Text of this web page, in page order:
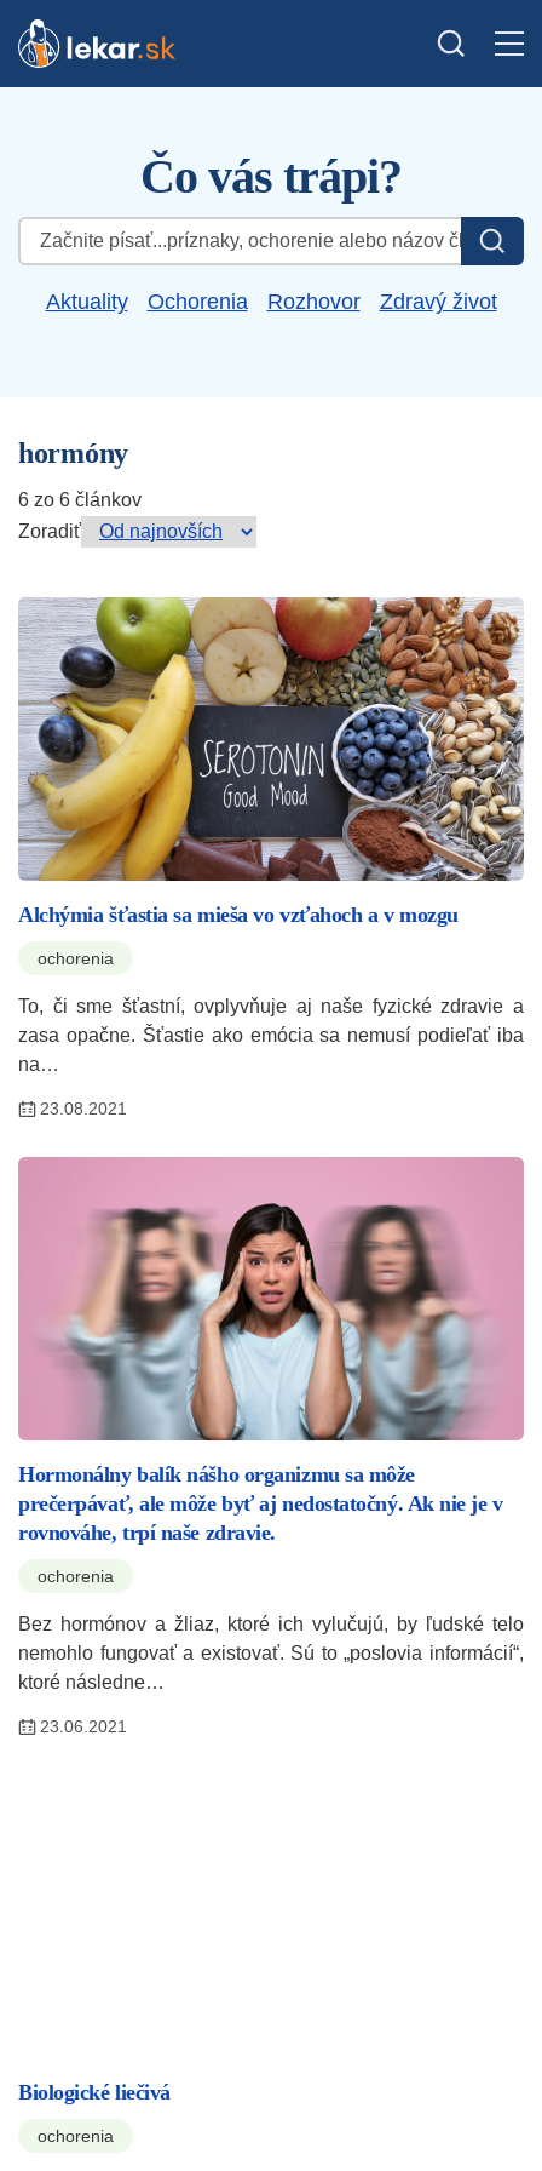
Čo vás trápi?
Hľadať:
Aktuality Ochorenia Rozhovor Zdravý život
hormóny
6 zo 6 článkov
Zoradiť
Alchýmia šťastia sa mieša vo vzťahoch a v mozgu
ochorenia
To, či sme šťastní, ovplyvňuje aj naše fyzické zdravie a
zasa opačne. Šťastie ako emócia sa nemusí podieľať iba
na…
23.08.2021
Hormonálny balík nášho organizmu sa môže
prečerpávať, ale môže byť aj nedostatočný. Ak nie je v
rovnováhe, trpí naše zdravie.
ochorenia
Bez hormónov a žliaz, ktoré ich vylučujú, by ľudské telo
nemohlo fungovať a existovať. Sú to „poslovia informácií“,
ktoré následne…
23.06.2021
Biologické liečivá
ochorenia